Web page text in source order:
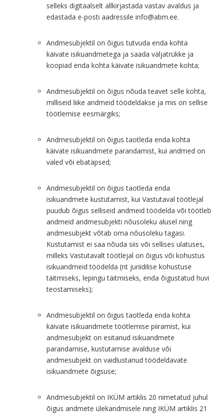
selleks digitaalselt allkirjastada vastav avaldus ja
edastada e-posti aadressile info@abm.ee.
Andmesubjektil on õigus tutvuda enda kohta
käivate isikuandmetega ja saada väljatrükke ja
koopiad enda kohta käivate isikuandmete kohta;
Andmesubjektil on õigus nõuda teavet selle kohta,
milliseid liike andmeid töödeldakse ja mis on sellise
töötlemise eesmärgiks;
Andmesubjektil on õigus taotleda enda kohta
käivate isikuandmete parandamist, kui andmed on
valed või ebatäpsed;
Andmesubjektil on õigus taotleda enda
isikuandmete kustutamist, kui Vastutaval töötlejal
puudub õigus selliseid andmeid töödelda või töötleb
andmeid andmesubjekti nõusoleku alusel ning
andmesubjekt võtab oma nõusoleku tagasi.
Kustutamist ei saa nõuda siis või sellises ulatuses,
milleks Vastutavalt töötlejal on õigus või kohustus
isikuandmeid töödelda (nt juriidilise kohustuse
täitmiseks, lepingu täitmiseks, enda õigustatud huvi
teostamiseks);
Andmesubjektil on õigus taotleda enda kohta
käivate isikuandmete töötlemise piiramist, kui
andmesubjekt on esitanud isikuandmete
parandamise, kustutamise avalduse või
andmesubjekt on vaidlustanud töödeldavate
isikuandmete õigsuse;
Andmesubjektil on IKÜM artiklis 20 nimetatud juhul
õigus andmete ülekandmisele ning IKÜM artiklis 21